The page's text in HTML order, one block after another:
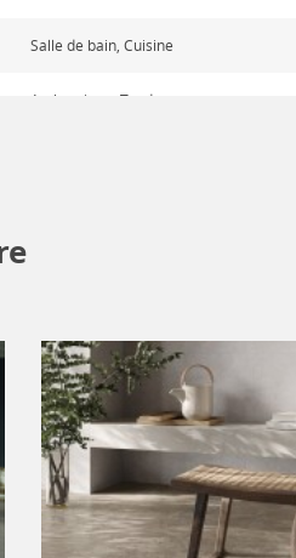
Salle de bain, Cuisine
Authentique, Tendance
pro ?
regroupent des milliers de
et des offres exclusives
et votre business. Nous
et nos conseillers sont à votre
professionnel.